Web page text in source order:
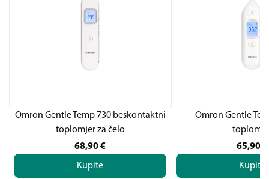
Omron Gentle Temp 730 beskontaktni
toplomjer za čelo
68,90€
Kupite
Omron Gentle
65,90
Kupite